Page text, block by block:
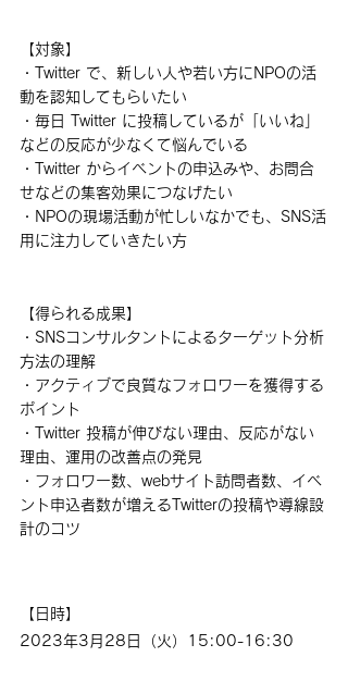
【対象】
・Twitter で、新しい人や若い方にNPOの活
動を認知してもらいたい
・毎日 Twitter に投稿しているが「いいね」
などの反応が少なくて悩んでいる
・Twitter からイベントの申込みや、お問合
せなどの集客効果につなげたい
・NPOの現場活動が忙しいなかでも、SNS活
用に注力していきたい方
【得られる成果】
・SNSコンサルタントによるターゲット分析
方法の理解
・アクティブで良質なフォロワーを獲得する
ポイント
・Twitter 投稿が伸びない理由、反応がない
理由、運用の改善点の発見
・フォロワー数、webサイト訪問者数、イベ
ント申込者数が増えるTwitterの投稿や導線設
計のコツ
【日時】
2023年3月28日（火）15:00-16:30